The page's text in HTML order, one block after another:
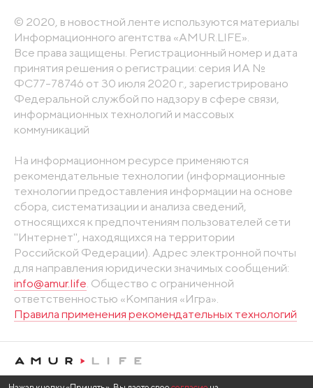
© 2020, в новостной ленте используются материалы
Информационного агентства «AMUR.LIFE».
Все права защищены. Регистрационный номер и дата
принятия решения о регистрации: серия ИА №
ФС77-78746 от 30 июля 2020 г., зарегистрировано
Федеральной службой по надзору в сфере связи,
информационных технологий и массовых
коммуникаций
На информационном ресурсе применяются
рекомендательные технологии (информационные
технологии предоставления информации на основе
сбора, систематизации и анализа сведений,
относящихся к предпочтениям пользователей сети
"Интернет", находящихся на территории
Российской Федерации). Адрес электронной почты
для направления юридически значимых сообщений:
info@amur.life. Общество с ограниченной
ответственностью «Компания «Игра».
Правила применения рекомендательных технологий